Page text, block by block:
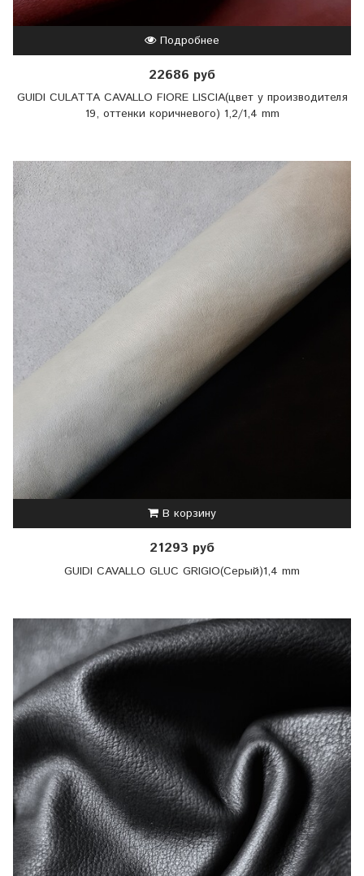
Подробнее
22686 руб
GUIDI CULATTA CAVALLO FIORE LISCIA(цвет у производителя
19, оттенки коричневого) 1,2/1,4 mm
В корзину
21293 руб
GUIDI CAVALLO GLUC GRIGIO(Серый)1,4 mm